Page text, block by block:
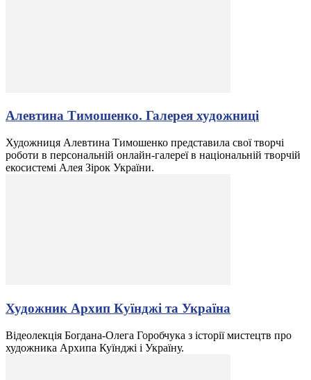
Алевтина Тимошенко. Галерея художниці
Художниця Алевтина Тимошенко представила свої творчі
роботи в персональній онлайн-галереї в національній творчій
екосистемі Алея Зірок України.
Художник Архип Куїнджі та Україна
Відеолекція Богдана-Олега Горобчука з історії мистецтв про
художника Архипа Куїнджі і Україну.